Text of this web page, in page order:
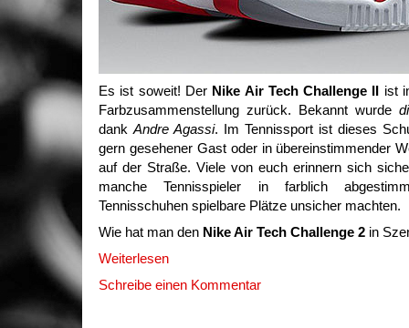
Es ist soweit! Der Nike Air Tech Challenge II ist
Farbzusammenstellung zurück. Bekannt wurde
dank Andre Agassi. Im Tennissport ist dieses
gern gesehener Gast oder in übereinstimmender
auf der Straße. Viele von euch erinnern sich
manche Tennisspieler in farblich
Tennisschuhen spielbare Plätze unsicher machten.
Wie hat man den Nike Air Tech Challenge 2 in
Weiterlesen
Schreibe einen Kommentar